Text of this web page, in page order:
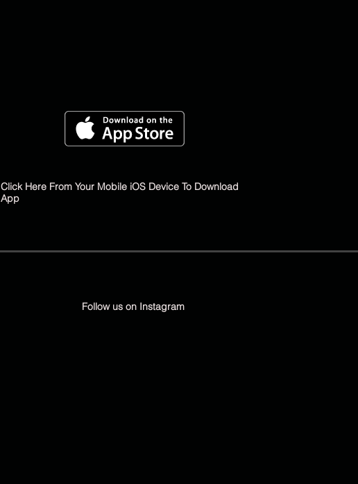
Click Here From Your Mobile iOS Device To Download
App
Follow us on Instagram